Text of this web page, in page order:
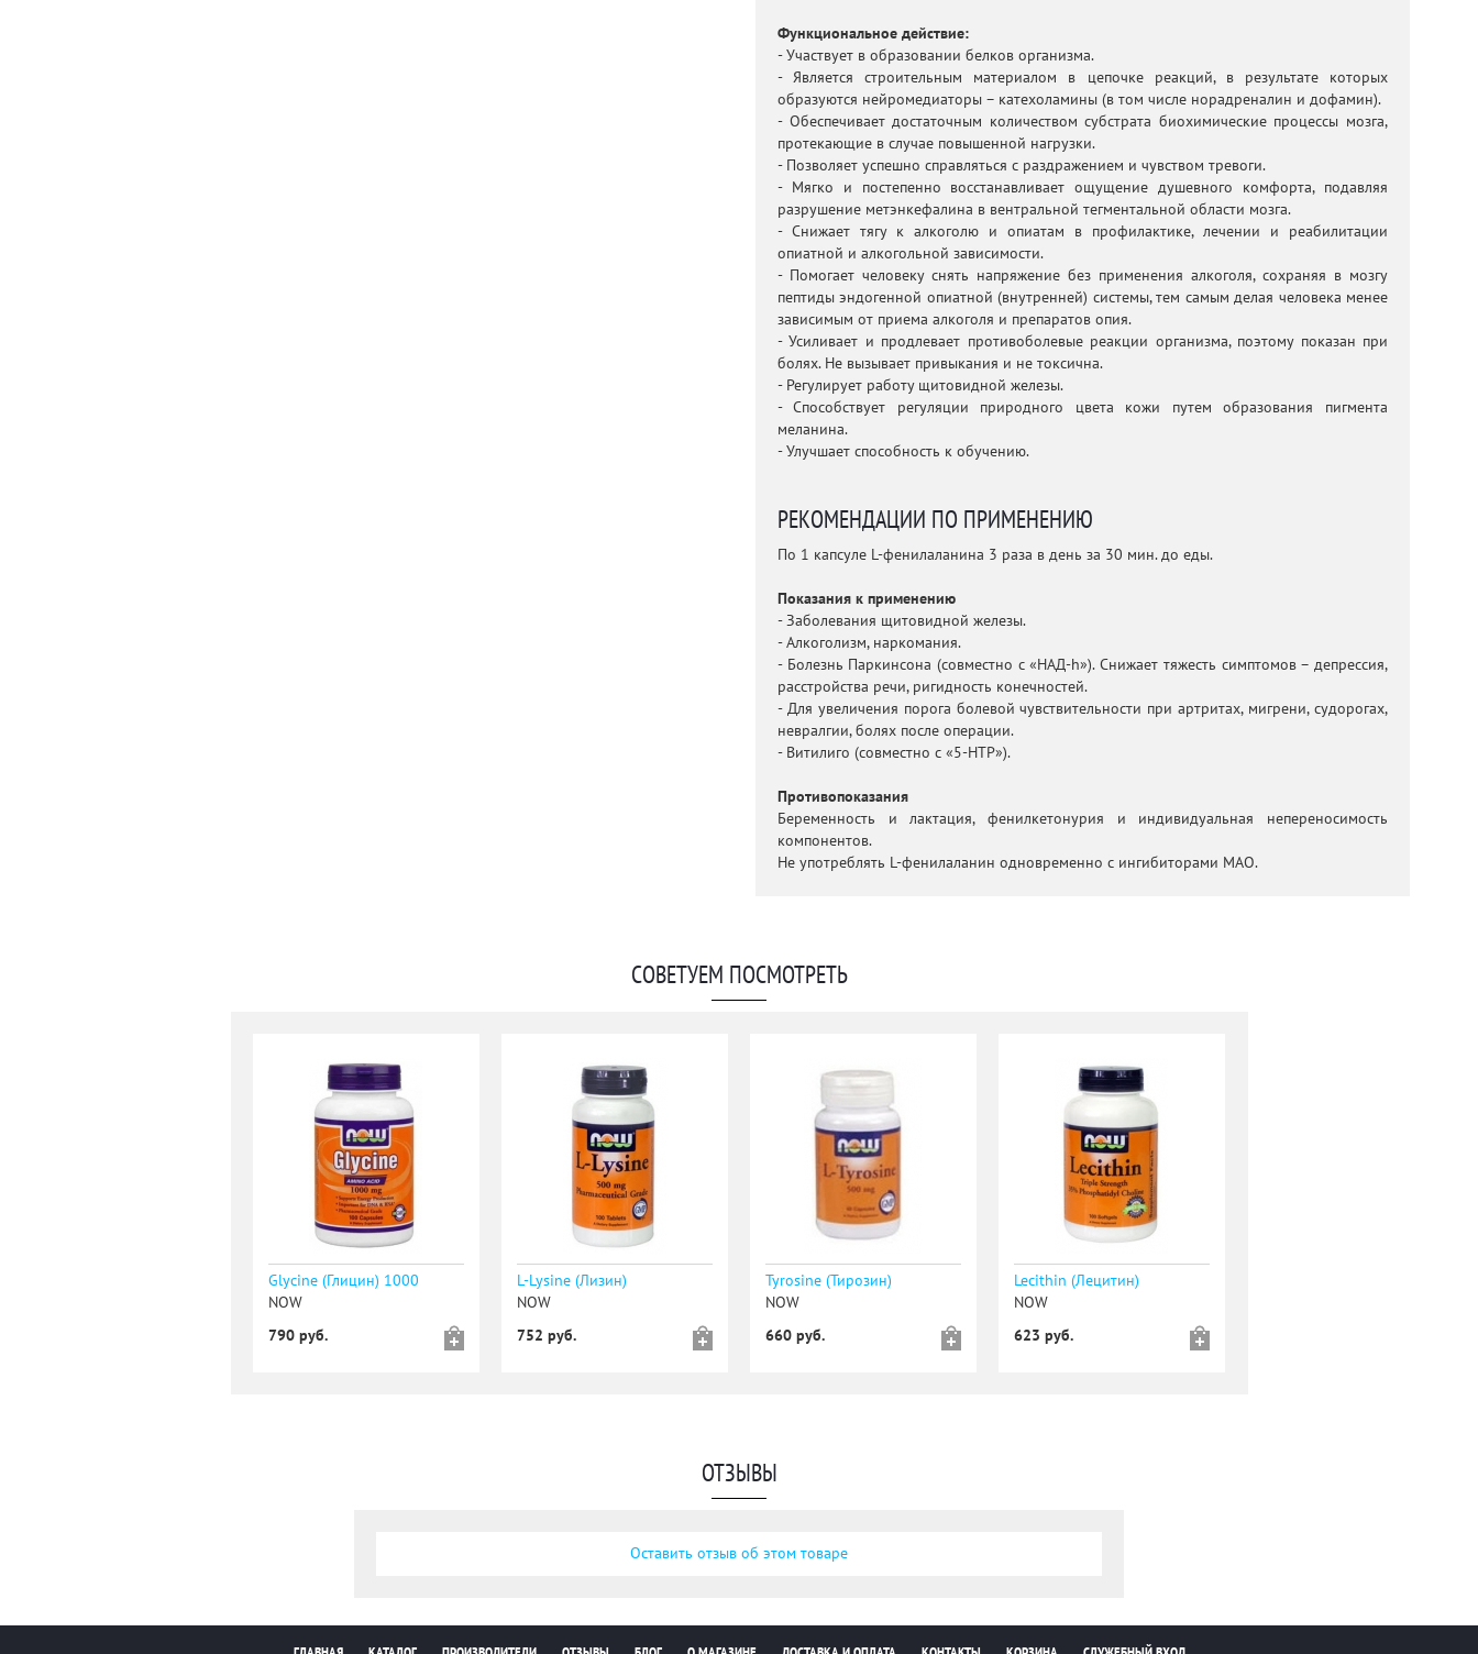
Функциональное действие:
- Участвует в образовании белков организма.
- Является строительным материалом в цепочке реакций, в результате которых
образуются нейромедиаторы – катехоламины (в том числе норадреналин и дофамин).
- Обеспечивает достаточным количеством субстрата биохимические процессы мозга,
протекающие в случае повышенной нагрузки.
- Позволяет успешно справляться с раздражением и чувством тревоги.
- Мягко и постепенно восстанавливает ощущение душевного комфорта, подавляя
разрушение метэнкефалина в вентральной тегментальной области мозга.
- Снижает тягу к алкоголю и опиатам в профилактике, лечении и реабилитации
опиатной и алкогольной зависимости.
- Помогает человеку снять напряжение без применения алкоголя, сохраняя в мозгу
пептиды эндогенной опиатной (внутренней) системы, тем самым делая человека менее
зависимым от приема алкоголя и препаратов опия.
- Усиливает и продлевает противоболевые реакции организма, поэтому показан при
болях. Не вызывает привыкания и не токсична.
- Регулирует работу щитовидной железы.
- Способствует регуляции природного цвета кожи путем образования пигмента
меланина.
- Улучшает способность к обучению.
РЕКОМЕНДАЦИИ ПО ПРИМЕНЕНИЮ
По 1 капсуле L-фенилаланина 3 раза в день за 30 мин. до еды.
Показания к применению
- Заболевания щитовидной железы.
- Алкоголизм, наркомания.
- Болезнь Паркинсона (совместно с «НАД-h»). Снижает тяжесть симптомов – депрессия,
расстройства речи, ригидность конечностей.
- Для увеличения порога болевой чувствительности при артритах, мигрени, судорогах,
невралгии, болях после операции.
- Витилиго (совместно с «5-НТР»).
Противопоказания
Беременность и лактация, фенилкетонурия и индивидуальная непереносимость
компонентов.
Не употреблять L-фенилаланин одновременно с ингибиторами МАО.
СОВЕТУЕМ ПОСМОТРЕТЬ
Glycine (Глицин) 1000
NOW
790 руб.
L-Lysine (Лизин)
NOW
752 руб.
Tyrosine (Тирозин)
NOW
660 руб.
Lecithin (Лецитин)
NOW
623 руб.
ОТЗЫВЫ
Оставить отзыв об этом товаре